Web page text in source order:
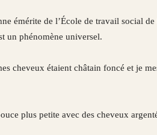
émérite de l’École de travail social
un phénomène universel.
cheveux étaient châtain foncé et je
plus petite avec des cheveux